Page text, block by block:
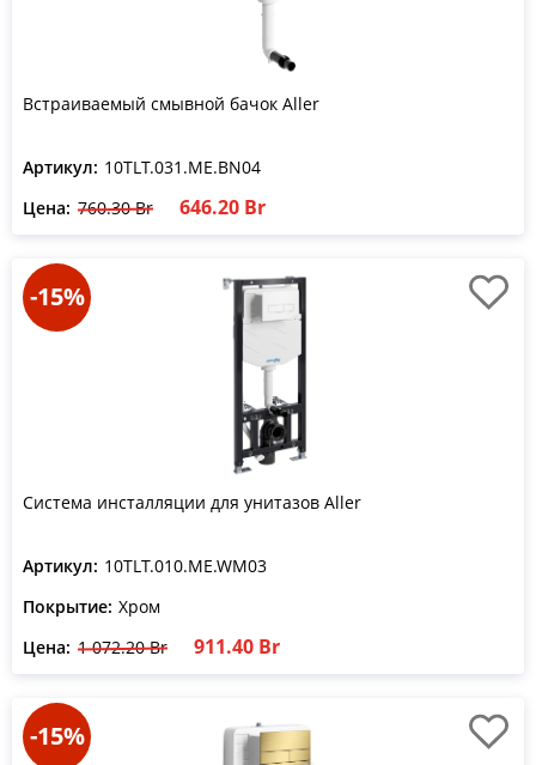
Встраиваемый смывной бачок Aller
Артикул: 10TLT.031.ME.BN04
Цена: 760.30 Br 646.20 Br
-15%
Система инсталляции для унитазов Aller
Артикул: 10TLT.010.ME.WM03
Покрытие: Хром
Цена: 1 072.20 Br 911.40 Br
-15%